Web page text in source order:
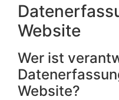
Website
Wer ist
Website?